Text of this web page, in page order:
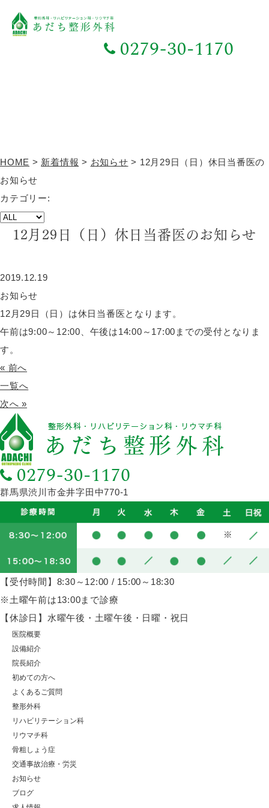
HOME > 新着情報 > お知らせ > 12月29日（日）休日当番医の
お知らせ
カテゴリー:
12月29日（日）休日当番医のお知らせ
2019.12.19
お知らせ
12月29日（日）は休日当番医となります。
午前は9:00～12:00、午後は14:00～17:00までの受付となりま
す。
« 前へ
一覧へ
次へ »
群馬県渋川市金井字田中770-1
【受付時間】8:30～12:00 / 15:00～18:30
※土曜午前は13:00まで診療
【休診日】水曜午後・土曜午後・日曜・祝日
医院概要
設備紹介
院長紹介
初めての方へ
よくあるご質問
整形外科
リハビリテーション科
リウマチ科
骨粗しょう症
交通事故治療・労災
お知らせ
ブログ